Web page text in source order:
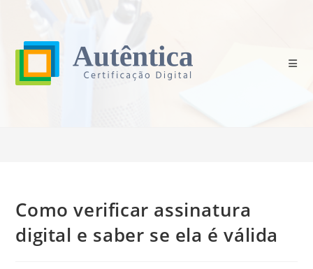
Como verificar assinatura
digital e saber se ela é válida